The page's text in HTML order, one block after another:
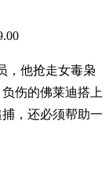
，他抢走女毒枭
伤的佛莱迪搭上
，还必须帮助一